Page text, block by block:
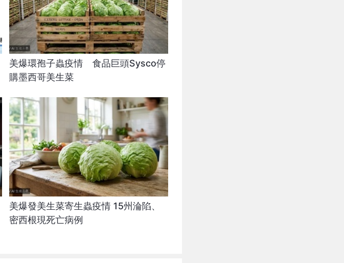
美爆環孢子蟲疫情 食品巨頭Sysco停
購墨西哥美生菜
美爆發美生菜寄生蟲疫情 15州淪陷、
密西根現死亡病例